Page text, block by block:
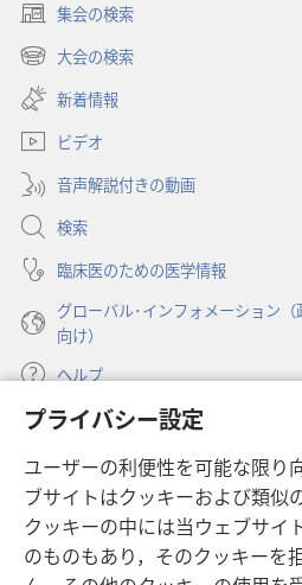
プライバシー設定
ユーザーの利便性を可能な限り
ブサイトはクッキーおよび類似
クッキーの中には当ウェブサイ
のものもあり，そのクッキーを
集会の検索
（新
し
タ
で
開
く）
大会の検索
（新
し
い
タ
ブ
で
開
く）
新着情報
ビデオ
音声解説付きの動画
検索
臨床医のための医学情報
グローバル･インフォメーション
向け）
ヘルプ
寄付
し
い
タ
ブ
で
ものみの塔 オンライン・ライブ
（新
し
い
JW Hub ®
（新